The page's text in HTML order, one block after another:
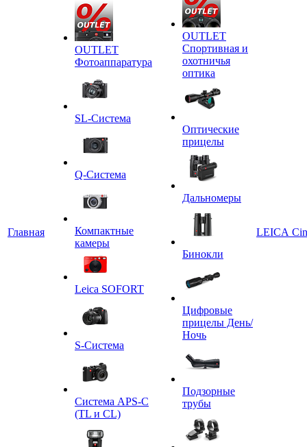
Главная
OUTLET
Фотоаппаратура
SL-Система
Q-Cистема
Компактные
камеры
Leica SOFORT
S-Система
Система APS-C
(TL и CL)
OUTLET
Спортивная и
охотничья
оптика
Оптические
прицелы
Дальномеры
Бинокли
Цифровые
прицелы День/
Ночь
Подзорные
трубы
LEICA